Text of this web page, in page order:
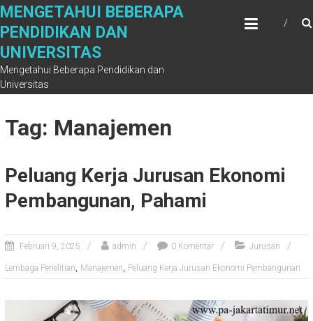
Skip
content
MENGETAHUI BEBERAPA
PENDIDIKAN DAN
UNIVERSITAS
Mengetahui Beberapa Pendidikan dan
Universitas
Tag: Manajemen
Peluang Kerja Jurusan Ekonomi
Pembangunan, Pahami
Februari 9, 2025 admin 0 Komentar Jurusan
Lembaga Penelitian, Manajemen, Peluang Kerja Jurusan Ekonomi Pembangunan